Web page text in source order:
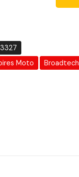
Moto
Broadtech